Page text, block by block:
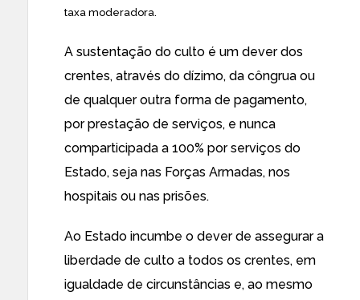
taxa moderadora.
A sustentação do culto é um dever dos
crentes, através do dízimo, da côngrua ou
de qualquer outra forma de pagamento,
por prestação de serviços, e nunca
comparticipada a 100% por serviços do
Estado, seja nas Forças Armadas, nos
hospitais ou nas prisões.
Ao Estado incumbe o dever de assegurar a
liberdade de culto a todos os crentes, em
igualdade de circunstâncias e, ao mesmo